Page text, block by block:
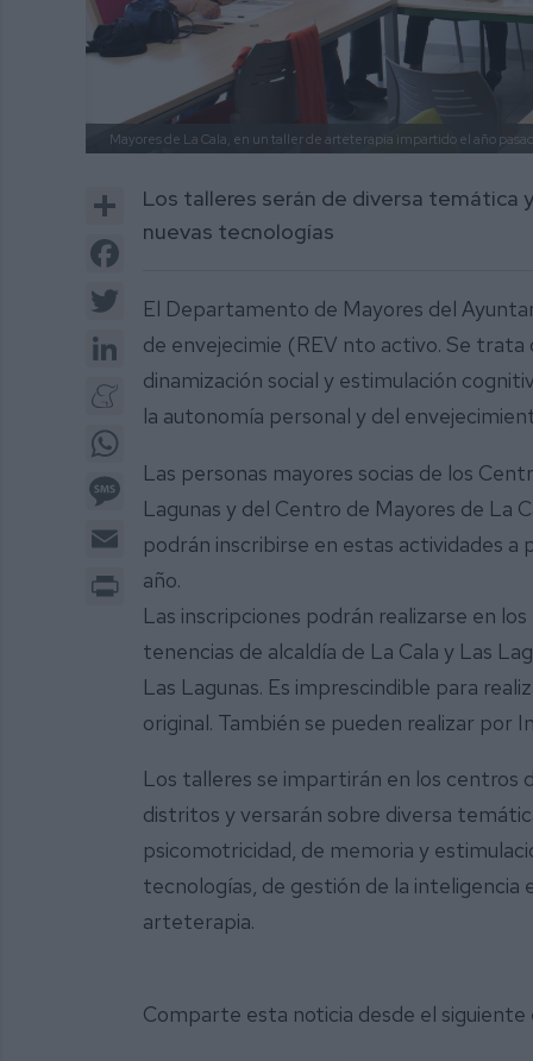
Mayores de La Cala, en un taller de arteterapia impartido el año
Share
Facebook
LinkedIn
Meneame
Message
Print
Los talleres serán de diversa temática
nuevas tecnologías
El Departamento de Mayores del
de envejecimie (REV nto activo. Se
dinamización social y estimulación
la autonomía personal y del
Las personas mayores socias de los
Lagunas y del Centro de Mayores de La
podrán inscribirse en estas actividades
año.
Las inscripciones podrán realizarse en
tenencias de alcaldía de La Cala y Las
Las Lagunas. Es imprescindible para
original. También se pueden realizar por
Los talleres se impartirán en los centros
distritos y versarán sobre diversa
psicomotricidad, de memoria y
tecnologías, de gestión de la
arteterapia.
Comparte esta noticia desde el siguiente